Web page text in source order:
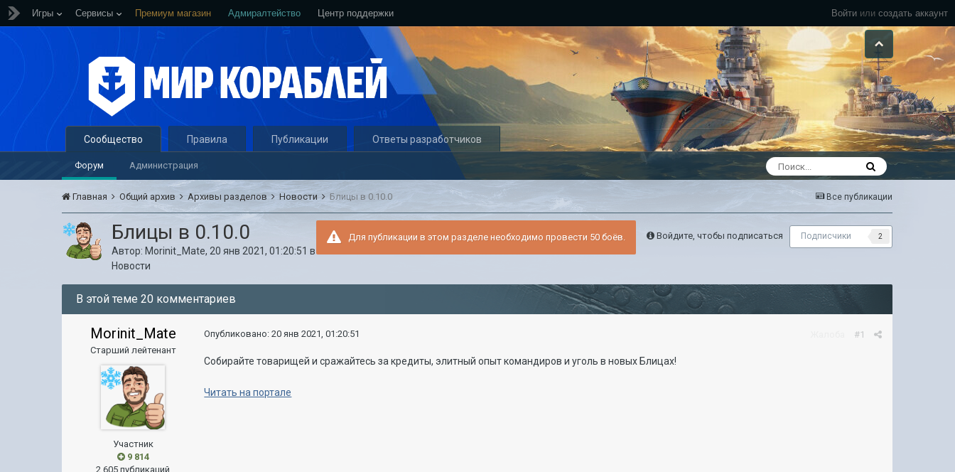
Войти или создать аккаунт
Игры Сервисы Премиум магазин Адмиралтейство Центр поддержки
Сообщество
Форум Администрация
Правила Публикации Ответы разработчиков
Все публикации
Главная Общий архив Архивы разделов Новости Блицы в 0.10.0
Войдите, чтобы подписаться Подписчики 2
Для публикации в этом разделе необходимо провести 50 боёв.
Блицы в 0.10.0
Автор: Morinit_Mate, 20 янв 2021, 01:20:51 в
Новости
В этой теме 20 комментариев
Morinit_Mate
Старший лейтенант
Участник
9 814
2 605 публикаций
#1
Опубликовано:20 янв 2021, 01:20:51
Собирайте товарищей и сражайтесь за кредиты, элитный опыт командиров и уголь в новых Блицах!
Читать на портале